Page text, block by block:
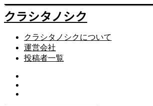
クラシタノシク
クラシタノシクについて
運営会社
投稿者一覧